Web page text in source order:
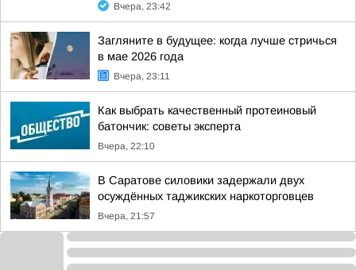
Вчера, 23:42
Загляните в будущее: когда лучше стричься
в мае 2026 года
Вчера, 23:11
Как выбрать качественный протеиновый
батончик: советы эксперта
Вчера, 22:10
В Саратове силовики задержали двух
осуждённых таджикских наркоторговцев
Вчера, 21:57